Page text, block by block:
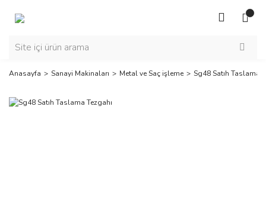
Anasayfa Sanayi Makinaları Metal ve Saç işleme Sg48 Satıh Taslama